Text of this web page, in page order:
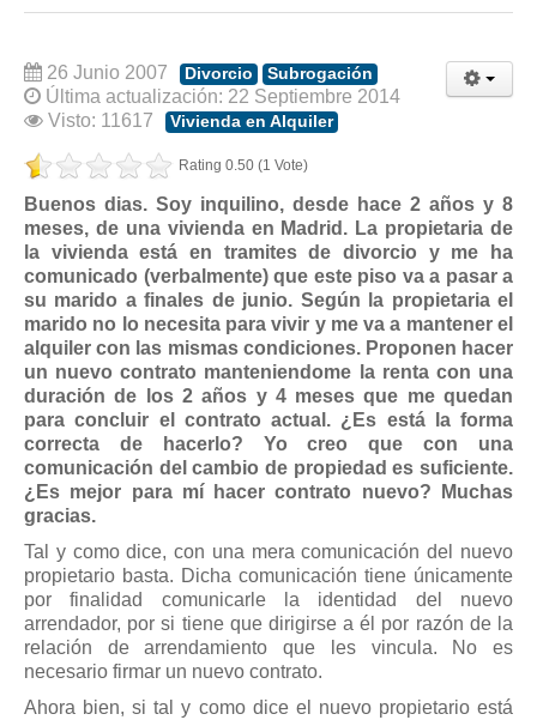
Formularios sobre Propiedad Horizontal
Modelos de Convocatoria de Junta de Propietarios
Modelos de Acta de Junta de Propietarios
Requerimientos y comunicaciones
Legislación
Legislación sobre Arrendamientos Urbanos
Legislación sobre la Comunidad de Propietarios
Legislación sobre Adquisición de Vivienda en Propiedad
Legislación de interés práctico
Diccionario
Usuario
Entrar / Salir
Mis boletines
26 Junio 2007
Última actualización: 22 Septiembre 2014
Visto: 11617
Divorcio Subrogación
Vivienda en Alquiler
Rating 0.50 (1 Vote)
Buenos dias. Soy inquilino, desde hace 2 años y 8
meses, de una vivienda en Madrid. La propietaria de
la vivienda está en tramites de divorcio y me ha
comunicado (verbalmente) que este piso va a pasar a
su marido a finales de junio. Según la propietaria el
marido no lo necesita para vivir y me va a mantener el
alquiler con las mismas condiciones. Proponen hacer
un nuevo contrato manteniendome la renta con una
duración de los 2 años y 4 meses que me quedan
para concluir el contrato actual. ¿Es está la forma
correcta de hacerlo? Yo creo que con una
comunicación del cambio de propiedad es suficiente.
¿Es mejor para mí hacer contrato nuevo? Muchas
gracias.
Tal y como dice, con una mera comunicación del nuevo
propietario basta. Dicha comunicación tiene únicamente
por finalidad comunicarle la identidad del nuevo
arrendador, por si tiene que dirigirse a él por razón de la
relación de arrendamiento que les vincula. No es
necesario firmar un nuevo contrato.
Ahora bien, si tal y como dice el nuevo propietario está